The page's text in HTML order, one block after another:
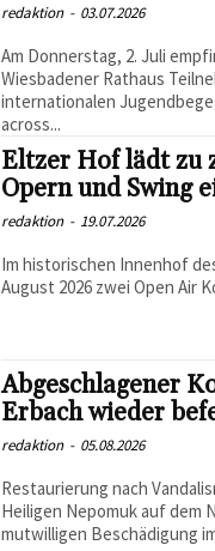
redaktion - 03.07.2026
Am Donnerstag, 2. Juli
Wiesbadener Rathaus
internationalen
across...
Eltzer Hof lädt zu
Opern und Swing
redaktion - 19.07.2026
Im historischen Innenhof
August 2026 zwei Open Air
Abgeschlagener
Erbach wieder
redaktion - 05.08.2026
Restaurierung nach
Heiligen Nepomuk auf dem
mutwilligen Beschädigung